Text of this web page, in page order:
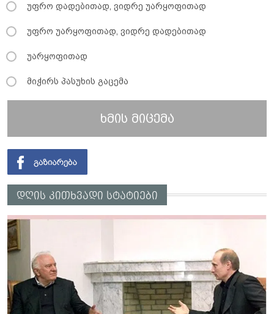
უფრო დადებითად, ვიდრე უარყოფითად
უფრო უარყოფითად, ვიდრე დადებითად
უარყოფითად
მიჭირს პასუხის გაცემა
ხმის მიცემა
დღის კითხვადი სტატიები